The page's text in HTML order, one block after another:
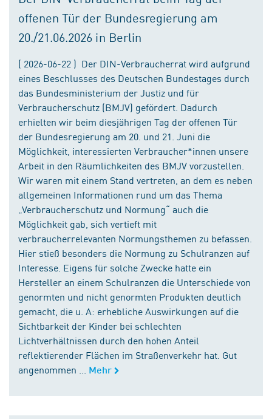
offenen Tür der Bundesregierung am
20./21.06.2026 in Berlin
( 2026-06-22 ) Der DIN-Verbraucherrat wird aufgrund
eines Beschlusses des Deutschen Bundestages durch
das Bundesministerium der Justiz und für
Verbraucherschutz (BMJV) gefördert. Dadurch
erhielten wir beim diesjährigen Tag der offenen Tür
der Bundesregierung am 20. und 21. Juni die
Möglichkeit, interessierten Verbraucher*innen unsere
Arbeit in den Räumlichkeiten des BMJV vorzustellen.
Wir waren mit einem Stand vertreten, an dem es neben
allgemeinen Informationen rund um das Thema
„Verbraucherschutz und Normung“ auch die
Möglichkeit gab, sich vertieft mit
verbraucherrelevanten Normungsthemen zu befassen.
Hier stieß besonders die Normung zu Schulranzen auf
Interesse. Eigens für solche Zwecke hatte ein
Hersteller an einem Schulranzen die Unterschiede von
genormten und nicht genormten Produkten deutlich
gemacht, die u. A: erhebliche Auswirkungen auf die
Sichtbarkeit der Kinder bei schlechten
Lichtverhältnissen durch den hohen Anteil
reflektierender Flächen im Straßenverkehr hat. Gut
angenommen ...
Mehr